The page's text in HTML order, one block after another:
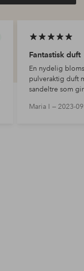
Fantastisk duft
En nydelig
pulveraktig duft
sandeltre som
slo til da jeg fikk
Maria I — 2023-